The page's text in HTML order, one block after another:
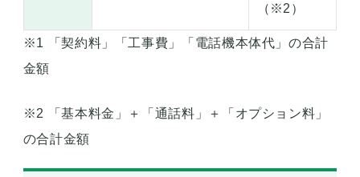
（※2）
※1 「契約料」「工事費」「電話機本体代」の合計
金額
※2 「基本料金」＋「通話料」＋「オプション料」
の合計金額